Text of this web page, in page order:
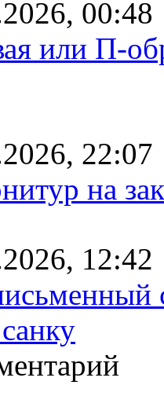
00:48
или П-
22:07
на
12:42